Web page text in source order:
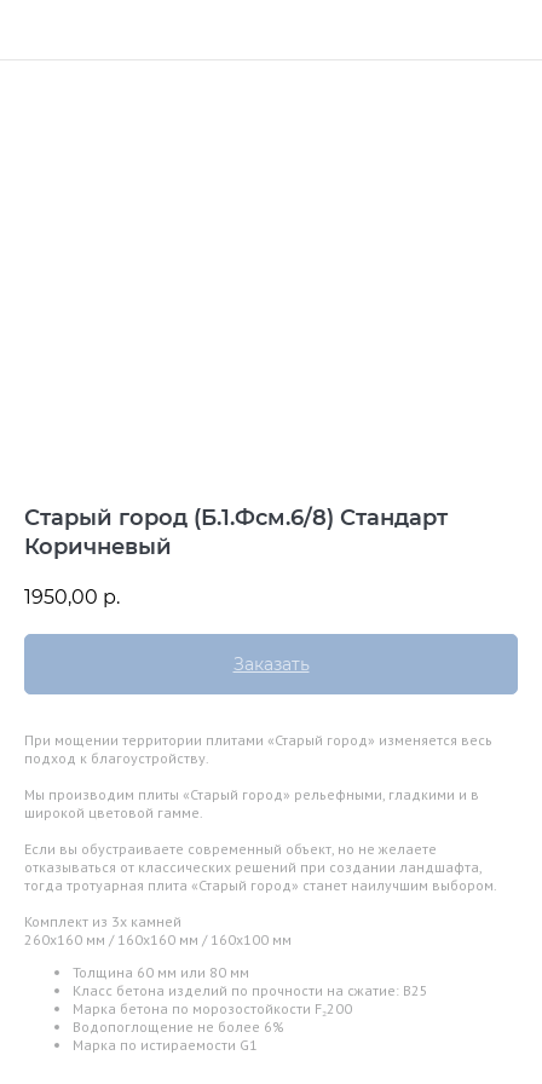
Старый город (Б.1.Фсм.6/8) Стандарт
Коричневый
1950,00 р.
Заказать
При мощении территории плитами «Старый город» изменяется весь
подход к благоустройству.
Мы производим плиты «Старый город» рельефными, гладкими и в
широкой цветовой гамме.
Если вы обустраиваете современный объект, но не желаете
отказываться от классических решений при создании ландшафта,
тогда тротуарная плита «Старый город» станет наилучшим выбором.
Комплект из 3х камней
260х160 мм / 160х160 мм / 160х100 мм
Толщина 60 мм или 80 мм
Класс бетона изделий по прочности на сжатие: В25
Марка бетона по морозостойкости F₂200
Водопоглощение не более 6%
Марка по истираемости G1